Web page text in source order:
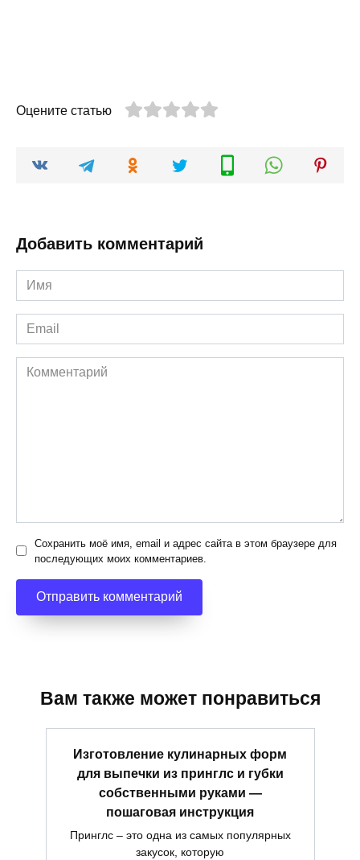
Оцените статью
Добавить комментарий
Имя
*
Email
*
Комментарий
Сохранить моё имя, email и адрес сайта в этом браузере для
последующих моих комментариев.
Вам также может понравиться
Изготовление кулинарных форм
для выпечки из принглс и губки
собственными руками —
пошаговая инструкция
Принглс – это одна из самых популярных
закусок, которую